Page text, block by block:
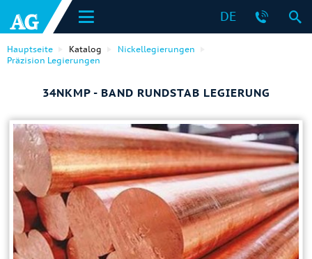
DE
Hauptseite Katalog
Nickellegierungen
Präzision Legierungen
34NKMP - BAND RUNDSTAB LEGIERUNG